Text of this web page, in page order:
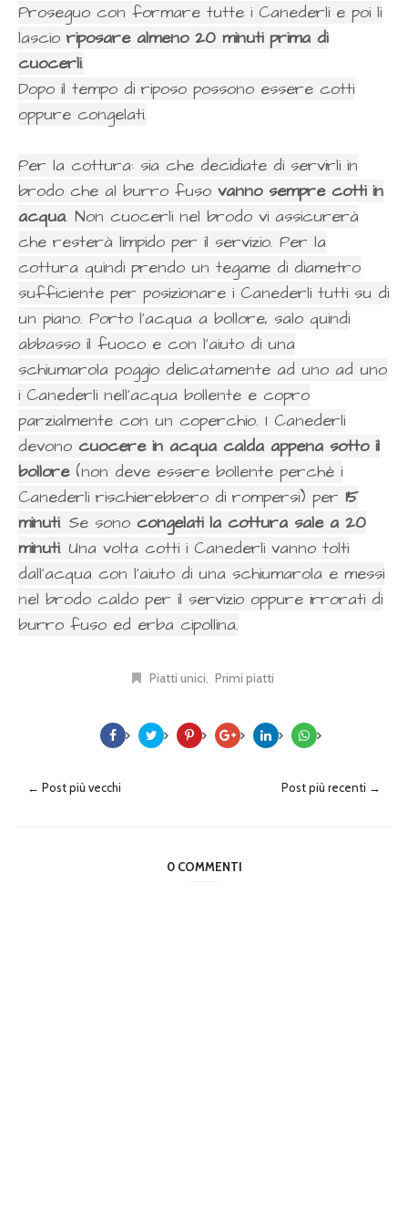
Proseguo con formare tutte i Canederli e poi li
lascio riposare almeno 20 minuti prima di
cuocerli.
Dopo il tempo di riposo possono essere cotti
oppure congelati.
Per la cottura: sia che decidiate di servirli in
brodo che al burro fuso vanno sempre cotti in
acqua. Non cuocerli nel brodo vi assicurerà
che resterà limpido per il servizio. Per la
cottura quindi prendo un tegame di diametro
sufficiente per posizionare i Canederli tutti su di
un piano. Porto l'acqua a bollore, salo quindi
abbasso il fuoco e con l'aiuto di una
schiumarola poggio delicatamente ad uno ad uno
i Canederli nell'acqua bollente e copro
parzialmente con un coperchio. I Canederli
devono cuocere in acqua calda appena sotto il
bollore(non deve essere bollente perchè i
Canederli rischierebbero di rompersi) per 15
minuti. Se sono congelati la cottura sale a 20
minuti. Una volta cotti i Canederli vanno tolti
dall'acqua con l'aiuto di una schiumarola e messi
nel brodo caldo per il servizio oppure irrorati di
burro fuso ed erba cipollina.
Piatti unici Primi piatti
← Post più vecchi Post più recenti →
0 COMMENTI